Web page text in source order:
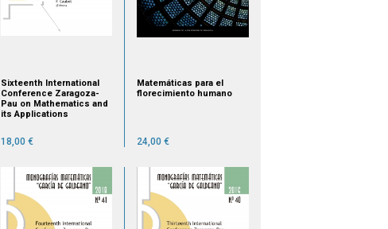
Sixteenth International
Conference Zaragoza-
Pau on Mathematics and
its Applications
18,00 €
Matemáticas para el
florecimiento humano
24,00 €